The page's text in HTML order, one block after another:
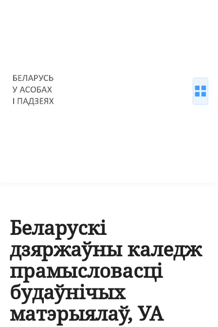
Беларускі
дзяржаўны каледж
прамысловасці
будаўнічых
матэрыялаў, УА